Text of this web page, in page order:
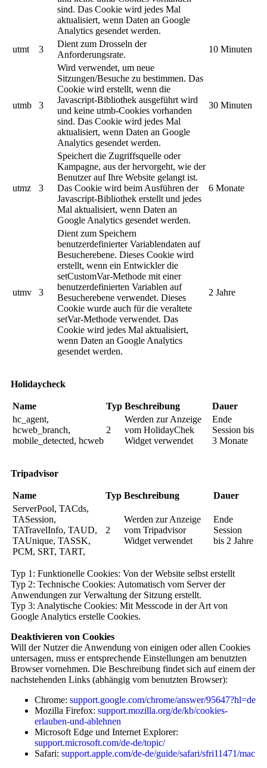
sind. Das Cookie wird jedes Mal
aktualisiert, wenn Daten an Google
Analytics gesendet werden.
utmt
3
Dient zum Drosseln der
Anforderungsrate.
10 Minuten
utmb 3
Wird verwendet, um neue
Sitzungen/Besuche zu bestimmen. Das
Cookie wird erstellt, wenn die
Javascript-Bibliothek ausgeführt wird
und keine utmb-Cookies vorhanden
sind. Das Cookie wird jedes Mal
aktualisiert, wenn Daten an Google
Analytics gesendet werden.
30 Minuten
utmz 3
Speichert die Zugriffsquelle oder
Kampagne, aus der hervorgeht, wie der
Benutzer auf Ihre Website gelangt ist.
Das Cookie wird beim Ausführen der
Javascript-Bibliothek erstellt und jedes
Mal aktualisiert, wenn Daten an
Google Analytics gesendet werden.
6 Monate
utmv 3
Dient zum Speichern
benutzerdefinierter Variablendaten auf
Besucherebene. Dieses Cookie wird
erstellt, wenn ein Entwickler die
setCustomVar-Methode mit einer
benutzerdefinierten Variablen auf
Besucherebene verwendet. Dieses
Cookie wurde auch für die veraltete
setVar-Methode verwendet. Das
Cookie wird jedes Mal aktualisiert,
wenn Daten an Google Analytics
gesendet werden.
2 Jahre
Holidaycheck
Name Typ Beschreibung
Dauer
hc_agent,
hcweb_branch,
mobile_detected, hcweb
2
Werden zur Anzeige
vom HolidayChek
Widget verwendet
Ende
Session bis
3 Monate
Tripadvisor
Name Typ Beschreibung
Dauer
ServerPool, TACds,
TASession,
TATravelInfo, TAUD,
TAUnique, TASSK,
PCM, SRT, TART,
2
Werden zur Anzeige
vom Tripadvisor
Widget verwendet
Ende
Session
bis 2 Jahre
Typ 1: Funktionelle Cookies: Von der Website selbst erstellt
Typ 2: Technische Cookies: Automatisch vom Server der
Anwendungen zur Verwaltung der Sitzung erstellt.
Typ 3: Analytische Cookies: Mit Messcode in der Art von
Google Analytics erstelle Cookies.
Deaktivieren von Cookies
Will der Nutzer die Anwendung von einigen oder allen Cookies
untersagen, muss er entsprechende Einstellungen am benutzten
Browser vornehmen. Die Beschreibung findet sich auf einem der
nachstehenden Links (abhängig vom benutzten Browser):
Chrome: support.google.com/chrome/answer/95647?hl=de
Mozilla Firefox: support.mozilla.org/de/kb/cookies-
erlauben-und-ablehnen
Microsoft Edge und Internet Explorer:
support.microsoft.com/de-de/topic/
Safari: support.apple.com/de-de/guide/safari/sfri11471/mac